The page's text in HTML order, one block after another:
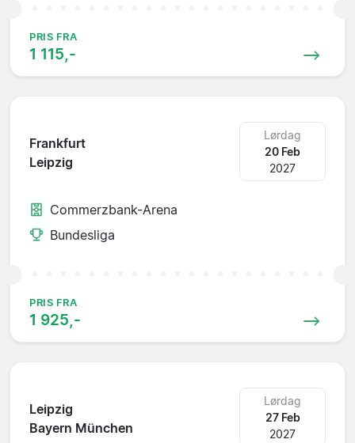
PRIS FRA
1 115,-
Frankfurt
Leipzig
Lørdag
20 Feb
2027
Commerzbank-Arena
Bundesliga
PRIS FRA
1 925,-
Leipzig
Bayern München
Lørdag
27 Feb
2027